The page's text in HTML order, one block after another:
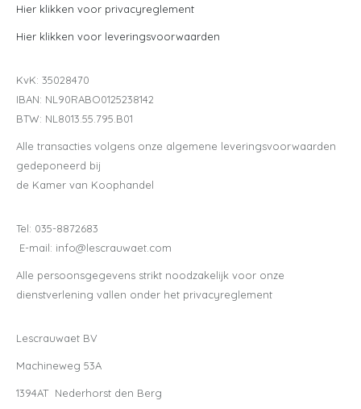
Hier klikken voor privacyreglement
Hier klikken voor leveringsvoorwaarden
KvK: 35028470
IBAN: NL90RABO0125238142
BTW: NL8013.55.795.B01
Alle transacties volgens onze algemene leveringsvoorwaarden
gedeponeerd bij
de Kamer van Koophandel
Tel: 035-8872683
E-mail: info@lescrauwaet.com
Alle persoonsgegevens strikt noodzakelijk voor onze
dienstverlening vallen onder het privacyreglement
Lescrauwaet BV
Machineweg 53A
1394AT Nederhorst den Berg